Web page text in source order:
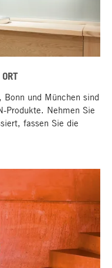
und München sind
Produkte. Nehmen Sie
fassen Sie die